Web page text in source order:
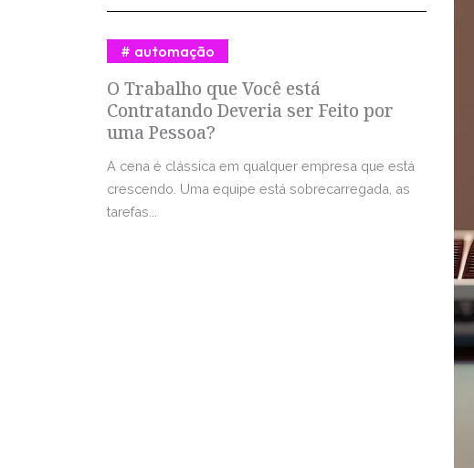
O Trabalho que Você está
Contratando Deveria ser Feito por
uma Pessoa?
automação
A cena é clássica em qualquer empresa que está
crescendo. Uma equipe está sobrecarregada, as
tarefas...